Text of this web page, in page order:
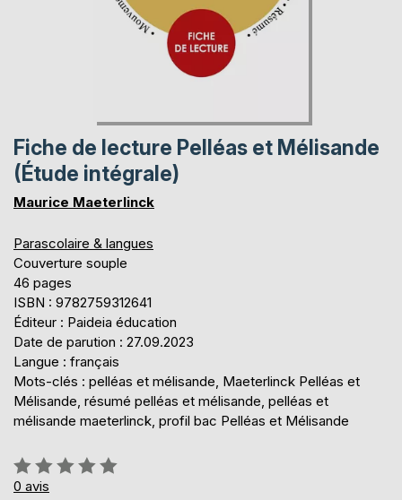
Fiche de lecture Pelléas et Mélisande
(Étude intégrale)
Maurice Maeterlinck
Parascolaire & langues
Couverture souple
46 pages
ISBN : 9782759312641
Éditeur : Paideia éducation
Date de parution : 27.09.2023
Langue : français
Mots-clés : pelléas et mélisande, Maeterlinck Pelléas et
Mélisande, résumé pelléas et mélisande, pelléas et
mélisande maeterlinck, profil bac Pelléas et Mélisande
Évaluation:
0%
0 avis